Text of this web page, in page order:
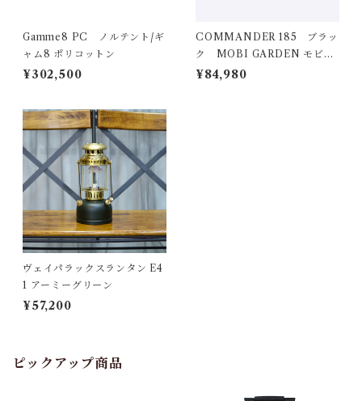
Gamme8 PC ノルテント/ギ
ャム8 ポリコットン
¥302,500
COMMANDER 185 ブラッ
ク MOBI GARDEN モビガ
ーデン
¥84,980
ヴェイパラックスランタン E4
1 アーミーグリーン
¥57,200
ピックアップ商品